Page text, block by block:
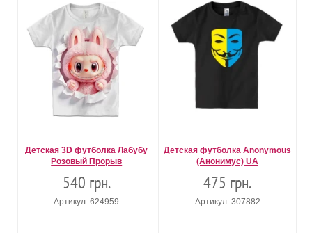
Детская 3D футболка Лабубу
Розовый Прорыв
540 грн.
Артикул: 624959
Детская футболка Anonymous
(Анонимус) UA
475 грн.
Артикул: 307882